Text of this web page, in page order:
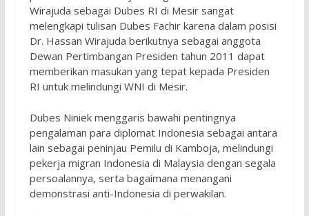
Wirajuda sebagai Dubes RI di Mesir sangat
melengkapi tulisan Dubes Fachir karena dalam posisi
Dr. Hassan Wirajuda berikutnya sebagai anggota
Dewan Pertimbangan Presiden tahun 2011 dapat
memberikan masukan yang tepat kepada Presiden
RI untuk melindungi WNI di Mesir.
Dubes Niniek menggaris bawahi pentingnya
pengalaman para diplomat Indonesia sebagai antara
lain sebagai peninjau Pemilu di Kamboja, melindungi
pekerja migran Indonesia di Malaysia dengan segala
persoalannya, serta bagaimana menangani
demonstrasi anti-Indonesia di perwakilan.